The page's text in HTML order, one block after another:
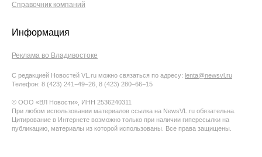
Справочник компаний
Информация
Реклама во Владивостоке
С редакцией Новостей VL.ru можно связаться по адресу: lenta@newsvl.ru
Телефон: 8 (423) 241−49−26, 8 (423) 280−66−15
© ООО «ВЛ Новости», ИНН 2536240311
При любом использовании материалов ссылка на NewsVL.ru обязательна.
Цитирование в Интернете возможно только при наличии гиперссылки на
публикацию, материалы из которой использованы. Все права защищены.